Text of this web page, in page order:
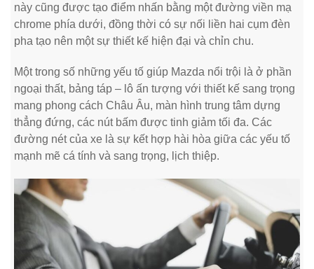
này cũng được tạo điểm nhấn bằng một đường viền mạ
chrome phía dưới, đồng thời có sự nối liền hai cụm đèn
pha tạo nên một sự thiết kế hiện đại và chỉn chu.
Một trong số những yếu tố giúp Mazda nổi trội là ở phần
ngoại thất, bảng táp – lô ấn tượng với thiết kế sang trọng
mang phong cách Châu Âu, màn hình trung tâm dựng
thẳng đứng, các nút bấm được tinh giảm tối đa. Các
đường nét của xe là sự kết hợp hài hòa giữa các yếu tố
mạnh mẽ cá tính và sang trọng, lịch thiệp.